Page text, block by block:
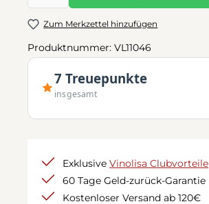
Zum Merkzettel hinzufügen
Produktnummer: VL11046
7 Treuepunkte
insgesamt
Exklusive Vinolisa Clubvorteile
60 Tage Geld-zurück-Garantie
Kostenloser Versand ab 120€